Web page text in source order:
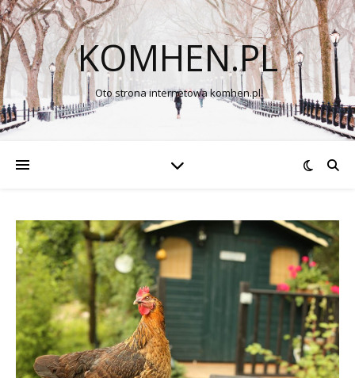
KOMHEN.PL
Oto strona internetowa komhen.pl